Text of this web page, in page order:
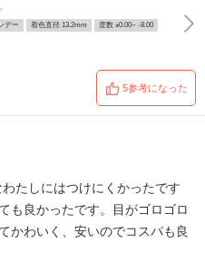
デー 着色直径 13.2mm 度数 ±0.00~ -8.00
5参考になった
たしにはつけにくかったです
も良かったです。目がゴロゴロ
かわいく、安いのでコスパも良